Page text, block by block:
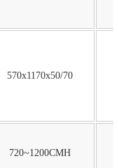
570x1170x50/70
720~1200CMH